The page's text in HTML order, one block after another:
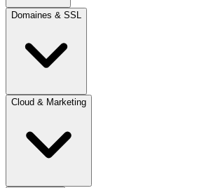
Domaines & SSL
Cloud & Marketing